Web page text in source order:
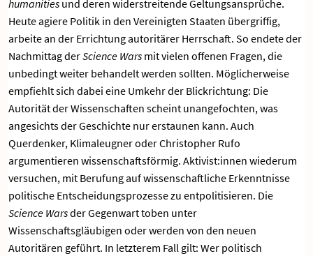
humanities und deren widerstreitende Geltungsansprüche.
Heute agiere Politik in den Vereinigten Staaten übergriffig,
arbeite an der Errichtung autoritärer Herrschaft. So endete der
Nachmittag derScience Wars mit vielen offenen Fragen, die
unbedingt weiter behandelt werden sollten. Möglicherweise
empfiehlt sich dabei eine Umkehr der Blickrichtung: Die
Autorität der Wissenschaften scheint unangefochten, was
angesichts der Geschichte nur erstaunen kann. Auch
Querdenker, Klimaleugner oder Christopher Rufo
argumentieren wissenschaftsförmig. Aktivist:innen wiederum
versuchen, mit Berufung auf wissenschaftliche Erkenntnisse
politische Entscheidungsprozesse zu entpolitisieren. Die
Science Warsder Gegenwart toben unter
Wissenschaftsgläubigen oder werden von den neuen
Autoritären geführt. In letzterem Fall gilt: Wer politisch